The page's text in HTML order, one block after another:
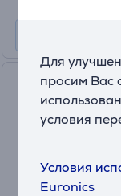
Для
просим Вас
условия
Условия
Euronics